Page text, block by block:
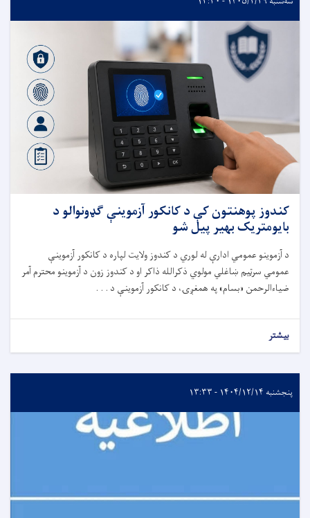
کندوز پوهنتون کې د کانکور آزموینې ګډونوالو د
بایومتریک بهیر پیل شو
د آزموینو عمومي ادارې له لوري د کندوز ولایت لپاره د کانکور آزموینې
عمومي سرټیم ښاغلي مولوي ذکرالله ذاکر او د کندوز زون د آزموینو محترم آمر
ضیاءالرحمن «بسام» په همغږۍ، د کانکور آزموینې د . . .
بیشتر
پنجشنبه ۱۴۰۴/۱۲/۱۴ - ۱۳:۳۳